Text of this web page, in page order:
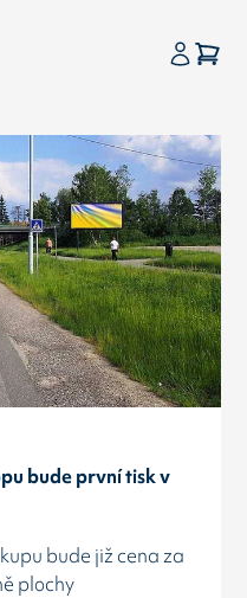
bude první tisk v
bude již cena za
plochy